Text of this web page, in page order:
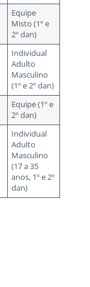
Equipe
Misto (1º e
2º dan)
Individual
Adulto
Masculino
(1º e 2º dan)
Equipe (1º e
2º dan)
Individual
Adulto
Masculino
(17 a 35
anos, 1º e 2º
dan)